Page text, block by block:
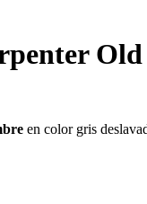
en color gris